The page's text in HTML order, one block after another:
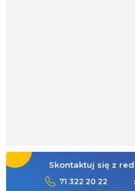
Skontaktuj się z
71 322 20 22